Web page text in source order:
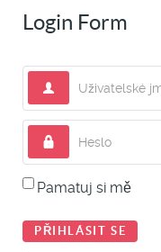
Login Form
Uživatelské
Heslo
Pamatuj si mě
PŘIHLÁSIT SE